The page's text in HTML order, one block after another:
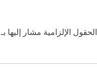
الحقول الإلزامية مشار إليها بـ